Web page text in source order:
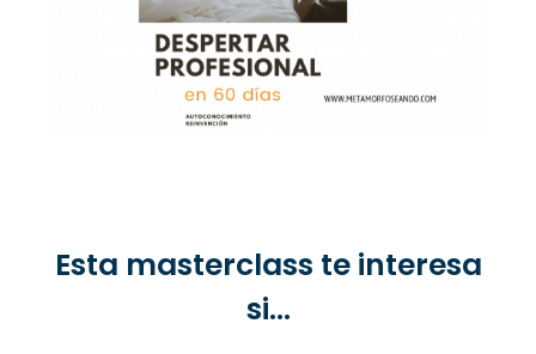
Esta masterclass te interesa
si…